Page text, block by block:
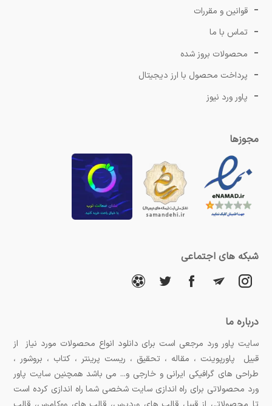
قوانین و مقررات
تماس با ما
محصولات بروز شده
پرداخت محصول با ارز دیجیتال
پاور ورد نیوز
مجوزها
شبکه های اجتماعی
درباره ما
سایت پاور ورد مرجعی است برای دانلود انواع محصولات مورد نیاز از
قبیل پاورپوینت ، مقاله ، تحقیق ، ریست پرینتر ، کتاب ، بروشور ،
طراحی های گرافیکی ایرانی و خارجی و... می باشد همچنین سایت پاور
ورد محصولاتی برای راه اندازی سایت شخصی شما راه اندازی کرده است